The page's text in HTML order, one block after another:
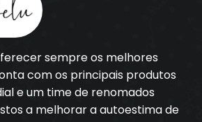
sempre os melhores
com os principais produtos
e um time de renomados
a melhorar a autoestima de